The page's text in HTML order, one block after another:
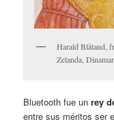
Harald Blåtand,
Zelanda,
Bluetooth fue unrey
entre sus méritos ser